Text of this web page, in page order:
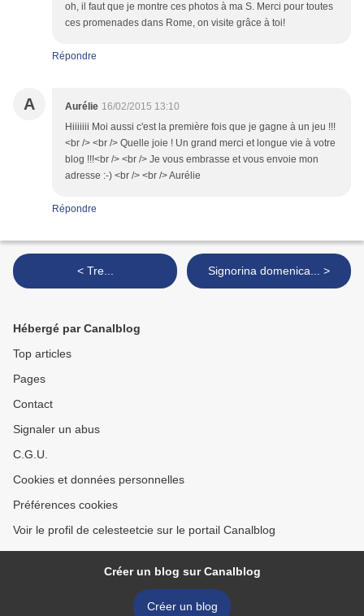
oh, il faut que je montre ces photos à ma S. Merci pour toutes
ces promenades dans Rome, on visite grâce à toi!
Répondre
A Aurélie 16/02/2015 13:10
Hiiiiiii Moi aussi c'est la première fois que je gagne à un jeu !!!
<br /> <br /> Quelle joie ! Un grand merci et longue vie à votre
blog !!!<br /> <br /> Je vous embrasse et vous envoie mon
adresse :-) <br /> <br /> Aurélie
Répondre
< Tre... Signorina domenica... >
Hébergé par Canalblog
Top articles
Pages
Contact
Signaler un abus
C.G.U.
Cookies et données personnelles
Préférences cookies
Voir le profil de celesteetcie sur le portail Canalblog
Créer un blog sur Canalblog
Créer un blog